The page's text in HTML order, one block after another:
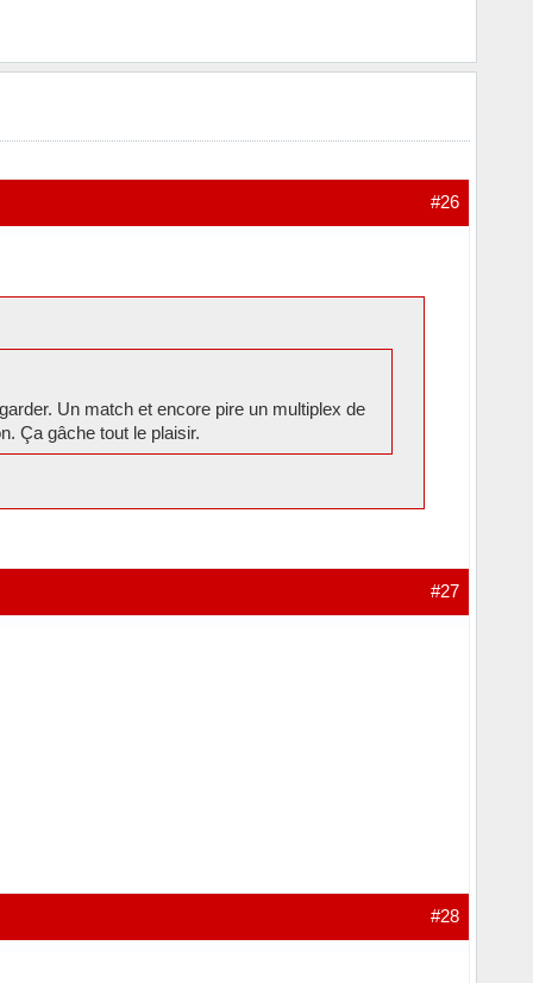
#26
Un match et encore pire un multiplex de
Ça gâche tout le plaisir.
#27
#28